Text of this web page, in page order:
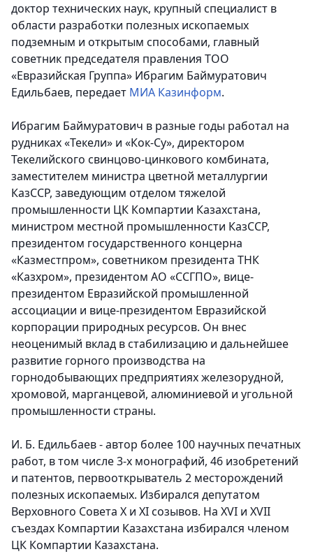
доктор технических наук, крупный специалист в
области разработки полезных ископаемых
подземным и открытым способами, главный
советник председателя правления ТОО
«Евразийская Группа» Ибрагим Баймуратович
Едильбаев, передает МИА Казинформ.
Ибрагим Баймуратович в разные годы работал на
рудниках «Текели» и «Кок-Су», директором
Текелийского свинцово-цинкового комбината,
заместителем министра цветной металлургии
КазССР, заведующим отделом тяжелой
промышленности ЦК Компартии Казахстана,
министром местной промышленности КазССР,
президентом государственного концерна
«Казместпром», советником президента ТНК
«Казхром», президентом АО «ССГПО», вице-
президентом Евразийской промышленной
ассоциации и вице-президентом Евразийской
корпорации природных ресурсов. Он внес
неоценимый вклад в стабилизацию и дальнейшее
развитие горного производства на
горнодобывающих предприятиях железорудной,
хромовой, марганцевой, алюминиевой и угольной
промышленности страны.
И. Б. Едильбаев - автор более 100 научных печатных
работ, в том числе 3-х монографий, 46 изобретений
и патентов, первооткрыватель 2 месторождений
полезных ископаемых. Избирался депутатом
Верховного Совета X и XI созывов. На XVI и XVII
съездах Компартии Казахстана избирался членом
ЦК Компартии Казахстана.